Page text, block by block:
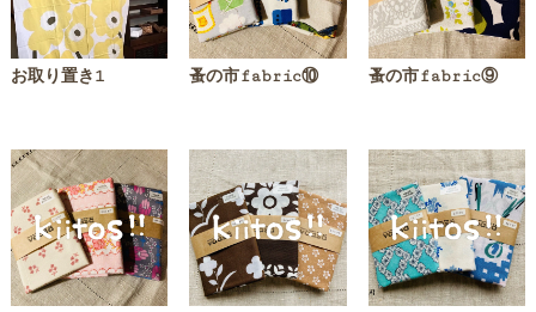
お取り置き1 蚤の市fabric⑩ 蚤の市fabric⑨